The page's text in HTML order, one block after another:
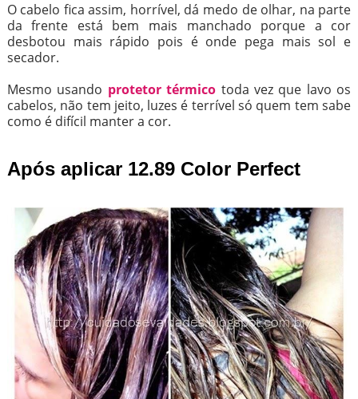
O cabelo fica assim, horrível, dá medo de olhar, na parte
da frente está bem mais manchado porque a cor
desbotou mais rápido pois é onde pega mais sol e
secador.
Mesmo usando protetor térmico toda vez que lavo os
cabelos, não tem jeito, luzes é terrível só quem tem sabe
como é difícil manter a cor.
Após aplicar 12.89 Color Perfect